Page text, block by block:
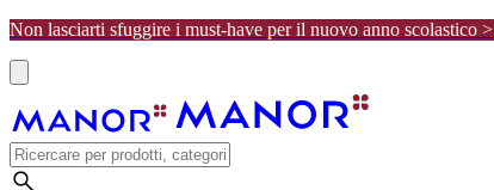
Non lasciarti sfuggire i must-have per il nuovo anno scolastico >